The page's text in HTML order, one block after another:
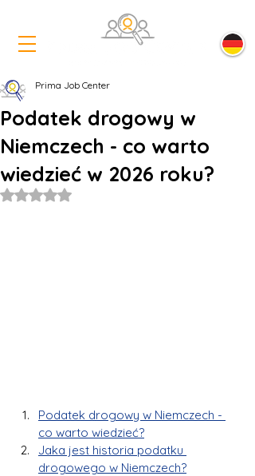
Podatek drogowy w
Niemczech - co warto
wiedzieć w 2026 roku?
Prima Job Center
Oceniono na NaN z 5 gwiazdek.
Podatek drogowy w Niemczech -
co warto wiedzieć?
Jaka jest historia podatku
drogowego w Niemczech?